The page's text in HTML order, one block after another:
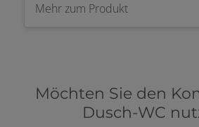
Mehr zum Produkt
Möchten Sie den
Dusch-WC